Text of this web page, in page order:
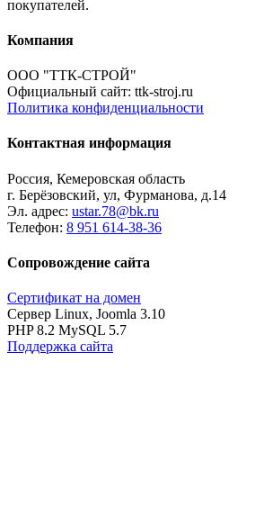
покупателей.
Компания
ООО "ТТК-СТРОЙ"
Официальный сайт: ttk-stroj.ru
Политика конфиденциальности
Контактная информация
Россия, Кемеровская область
г. Берёзовский, ул, Фурманова, д.14
Эл. адрес: ustar.78@bk.ru
Телефон: 8 951 614-38-36
Сопровождение сайта
Сертификат на домен
Сервер Linux, Joomla 3.10
PHP 8.2 MySQL 5.7
Поддержка сайта